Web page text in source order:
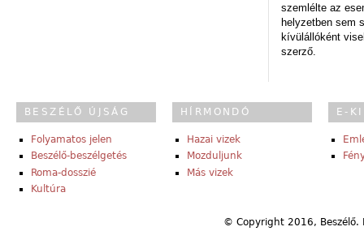
szemlélte az
helyzetben sem
kívülállóként
szerző.
BESZÉLŐ ÚJSÁG
Folyamatos jelen
Beszélő-beszélgetés
Roma-dosszié
Kultúra
HÍRMONDÓ
Hazai vizek
Mozduljunk
Más vizek
E-
© Copyright 2016,